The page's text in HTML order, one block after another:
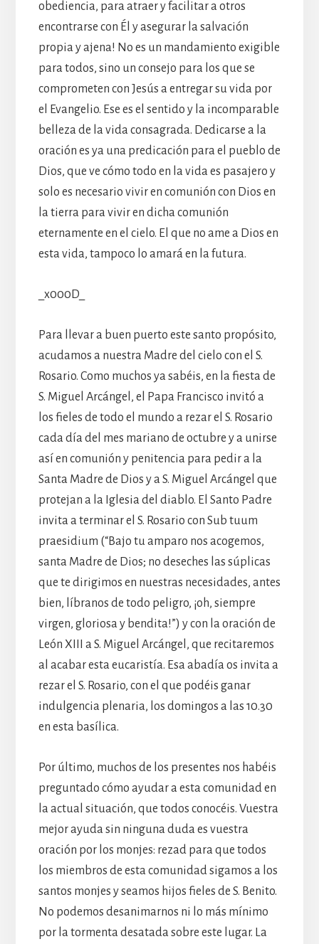
obediencia, para atraer y facilitar a otros
encontrarse con Él y asegurar la salvación
propia y ajena! No es un mandamiento exigible
para todos, sino un consejo para los que se
comprometen con Jesús a entregar su vida por
el Evangelio. Ese es el sentido y la incomparable
belleza de la vida consagrada. Dedicarse a la
oración es ya una predicación para el pueblo de
Dios, que ve cómo todo en la vida es pasajero y
solo es necesario vivir en comunión con Dios en
la tierra para vivir en dicha comunión
eternamente en el cielo. El que no ame a Dios en
esta vida, tampoco lo amará en la futura.
_x000D_
Para llevar a buen puerto este santo propósito,
acudamos a nuestra Madre del cielo con el S.
Rosario. Como muchos ya sabéis, en la fiesta de
S. Miguel Arcángel, el Papa Francisco invitó a
los fieles de todo el mundo a rezar el S. Rosario
cada día del mes mariano de octubre y a unirse
así en comunión y penitencia para pedir a la
Santa Madre de Dios y a S. Miguel Arcángel que
protejan a la Iglesia del diablo. El Santo Padre
invita a terminar el S. Rosario con Sub tuum
praesidium (“Bajo tu amparo nos acogemos,
santa Madre de Dios; no deseches las súplicas
que te dirigimos en nuestras necesidades, antes
bien, líbranos de todo peligro, ¡oh, siempre
virgen, gloriosa y bendita!”) y con la oración de
León XIII a S. Miguel Arcángel, que recitaremos
al acabar esta eucaristía. Esa abadía os invita a
rezar el S. Rosario, con el que podéis ganar
indulgencia plenaria, los domingos a las 10.30
en esta basílica.
Por último, muchos de los presentes nos habéis
preguntado cómo ayudar a esta comunidad en
la actual situación, que todos conocéis. Vuestra
mejor ayuda sin ninguna duda es vuestra
oración por los monjes: rezad para que todos
los miembros de esta comunidad sigamos a los
santos monjes y seamos hijos fieles de S. Benito.
No podemos desanimarnos ni lo más mínimo
por la tormenta desatada sobre este lugar. La